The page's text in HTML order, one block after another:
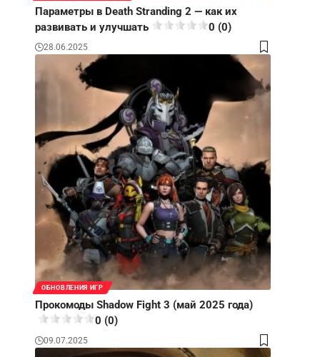
Параметры в Death Stranding 2 — как их
развивать и улучшать
0 (0)
28.06.2025
ОБНОВЛЕНИЯ ИГР
Прокомоды Shadow Fight 3 (май 2025 года)
0 (0)
09.07.2025